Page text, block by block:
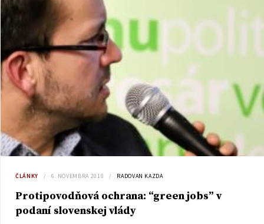
ČLÁNKY 6. NOVEMBRA 2010 RADOVAN KAZDA
Protipovodňová ochrana: “green jobs” v
podaní slovenskej vlády